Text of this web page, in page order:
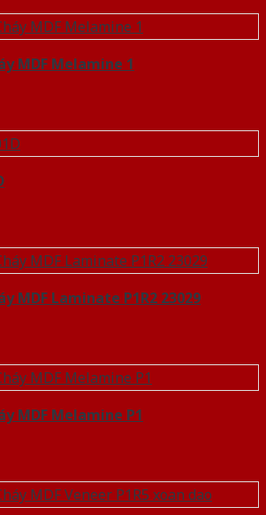
MDF Melamine 1
MDF Laminate P1R2 23029
MDF Melamine P1